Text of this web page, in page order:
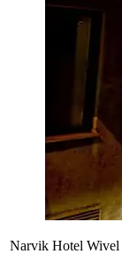
Narvik Hotel Wivel